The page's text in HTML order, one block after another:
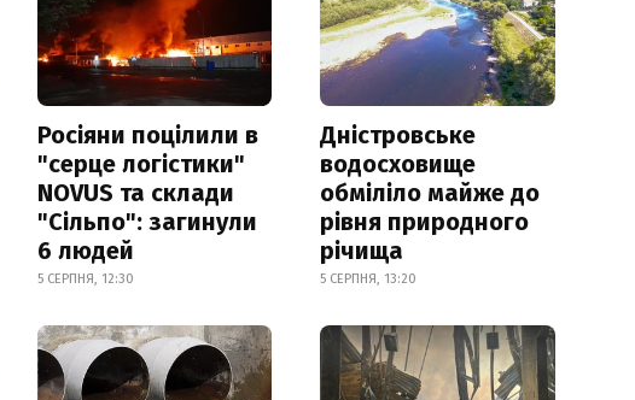
Росіяни поцілили в
"серце логістики"
NOVUS та склади
"Сільпо": загинули
6 людей
5 СЕРПНЯ, 12:30
Дністровське
водосховище
обміліло майже до
рівня природного
річища
5 СЕРПНЯ, 13:20